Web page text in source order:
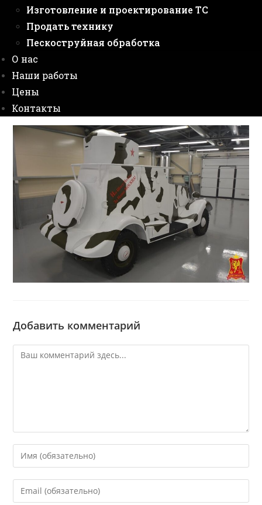
Изготовление и проектирование ТС
Продать технику
Пескоструйная обработка
О нас
Наши работы
Цены
Контакты
Добавить комментарий
Комментарий
Введите
свое
имя
или
Введите
свой